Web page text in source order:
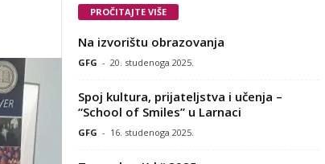
PROČITAJTE VIŠE
Na izvorištu obrazovanja
GFG - 20. studenoga 2025.
Spoj kultura, prijateljstva i učenja –
“School of Smiles” u Larnaci
GFG - 16. studenoga 2025.